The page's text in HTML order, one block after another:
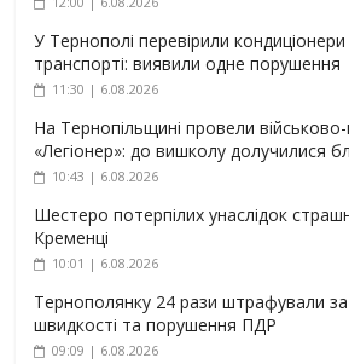
У Тернополі перевірили
транспорті: виявили одне порушення
11:30 | 6.08.2026
На Тернопільщині провели
«Легіонер»: до вишколу долучилися
10:43 | 6.08.2026
Шестеро потерпілих унаслідок
Кременці
10:01 | 6.08.2026
Тернополянку 24 рази штрафували
швидкості та порушення ПДР
09:09 | 6.08.2026